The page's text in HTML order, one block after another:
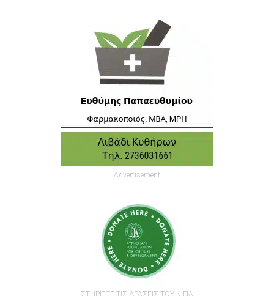
Advertisement
ΣΤΗΡΙΞΤΕ ΤΙΣ ΔΡΑΣΕΙΣ ΤΟΥ ΚΙΠΑ